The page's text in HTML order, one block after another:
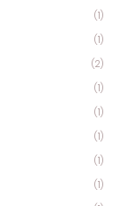
(1)
(1)
(2)
(1)
(1)
(1)
(1)
(1)